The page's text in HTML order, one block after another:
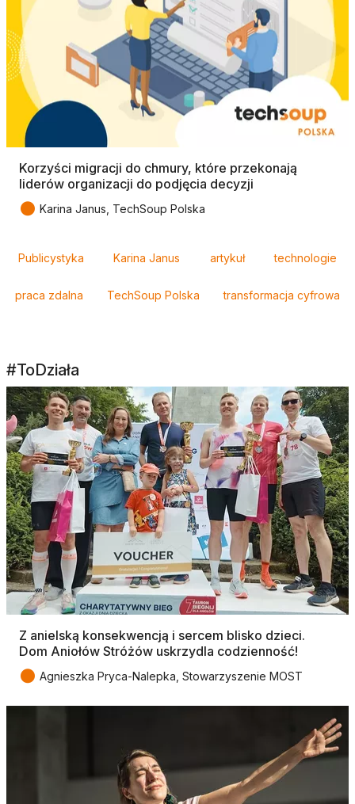
Korzyści migracji do chmury, które przekonają
liderów organizacji do podjęcia decyzji
● Karina Janus, TechSoup Polska
Publicystyka Karina Janus artykuł technologie
praca zdalna TechSoup Polska transformacja cyfrowa
#ToDziała
Z anielską konsekwencją i sercem blisko dzieci.
Dom Aniołów Stróżów uskrzydla codzienność!
● Agnieszka Pryca-Nalepka, Stowarzyszenie MOST